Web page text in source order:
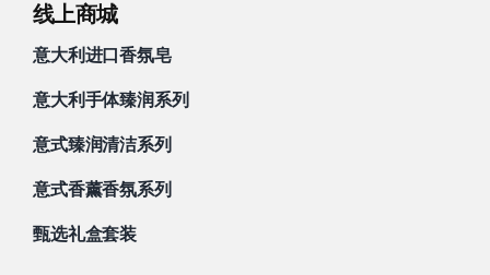
线上商城
意大利进口香氛皂
意大利手体臻润系列
意式臻润清洁系列
意式香薰香氛系列
甄选礼盒套装